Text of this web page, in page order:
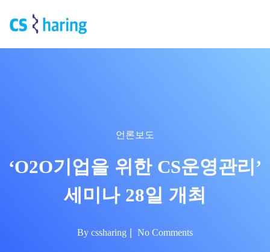
언론보도
‘O2O기업을 위한 CS운영관리’
세미나 28일 개최
Bycssharing No Comments